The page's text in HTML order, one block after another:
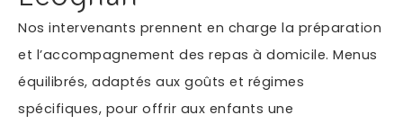
Nos intervenants prennent en charge la préparation
et l’accompagnement des repas à domicile. Menus
équilibrés, adaptés aux goûts et régimes
spécifiques, pour offrir aux enfants une
En soumettant ce formulaire, j'accepte que les
informations saisies soient exploitées dans le cadre